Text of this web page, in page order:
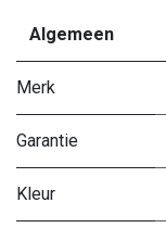
Algemeen
Merk
Garantie
Kleur